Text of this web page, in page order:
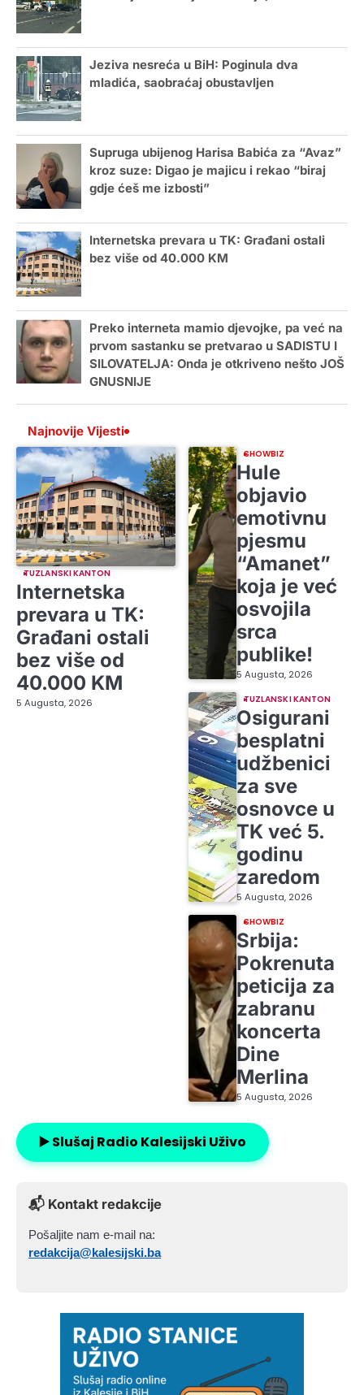
Jeziva nesreća u BiH: Poginula dva
mladića, saobraćaj obustavljen
Supruga ubijenog Harisa Babića za “Avaz”
kroz suze: Digao je majicu i rekao “biraj
gdje ćeš me izbosti”
Internetska prevara u TK: Građani ostali
bez više od 40.000 KM
Preko interneta mamio djevojke, pa već na
prvom sastanku se pretvarao u SADISTU I
SILOVATELJA: Onda je otkriveno nešto JOŠ
GNUSNIJE
Najnovije Vijesti
TUZLANSKI KANTON
Internetska
prevara u TK:
Građani ostali
bez više od
40.000 KM
5 Augusta, 2026
SHOWBIZ
Hule
objavio
emotivnu
pjesmu
“Amanet”
koja je već
osvojila
srca
publike!
5 Augusta, 2026
TUZLANSKI KANTON
Osigurani
besplatni
udžbenici
za sve
osnovce u
TK već 5.
godinu
zaredom
5 Augusta, 2026
SHOWBIZ
Srbija:
Pokrenuta
peticija za
zabranu
koncerta
Dine
Merlina
5 Augusta, 2026
▶️ Slušaj Radio Kalesijski Uživo
📬 Kontakt redakcije
Pošaljite nam e-mail na:
redakcija@kalesijski.ba